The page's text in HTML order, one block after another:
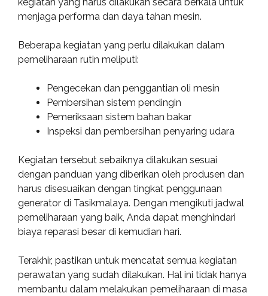
menjaga performa dan daya tahan mesin.
Beberapa kegiatan yang perlu dilakukan dalam
pemeliharaan rutin meliputi:
Pengecekan dan penggantian oli mesin
Pembersihan sistem pendingin
Pemeriksaan sistem bahan bakar
Inspeksi dan pembersihan penyaring udara
Kegiatan tersebut sebaiknya dilakukan sesuai
dengan panduan yang diberikan oleh produsen dan
harus disesuaikan dengan tingkat penggunaan
generator di Tasikmalaya. Dengan mengikuti jadwal
pemeliharaan yang baik, Anda dapat menghindari
biaya reparasi besar di kemudian hari.
Terakhir, pastikan untuk mencatat semua kegiatan
perawatan yang sudah dilakukan. Hal ini tidak hanya
membantu dalam melakukan pemeliharaan di masa